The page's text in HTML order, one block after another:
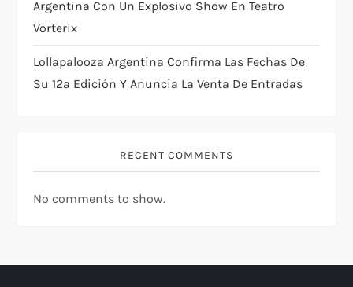
n
Argentina Con Un Explosivo Show En Teatro
Vorterix
Lollapalooza Argentina Confirma Las Fechas De
Su 12ª Edición Y Anuncia La Venta De Entradas
RECENT COMMENTS
No comments to show.